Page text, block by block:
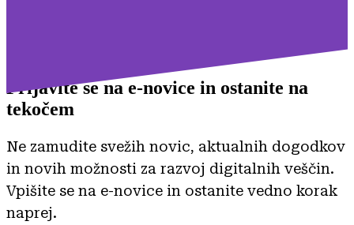
Prijavite se na e-novice in ostanite na
tekočem
Ne zamudite svežih novic, aktualnih dogodkov
in novih možnosti za razvoj digitalnih veščin.
Vpišite se na e-novice in ostanite vedno korak
naprej.